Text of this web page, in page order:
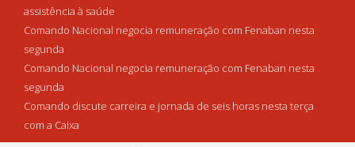
assistência à saúde
Comando Nacional negocia remuneração com Fenaban nesta
segunda
Comando Nacional negocia remuneração com Fenaban nesta
segunda
Comando discute carreira e jornada de seis horas nesta terça
com a Caixa